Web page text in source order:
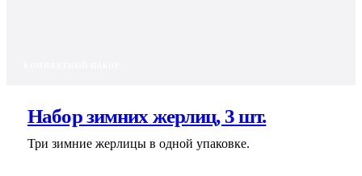
Набор зимних жерлиц, 3 шт.
Три зимние жерлицы в одной упаковке.